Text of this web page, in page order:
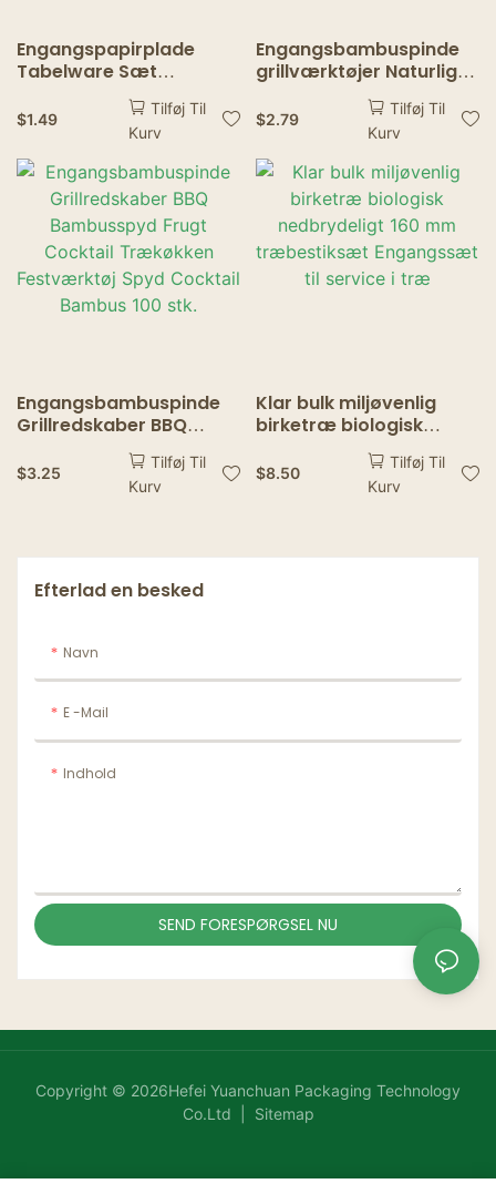
Engangspapirplade
Tabelware Sæt
Træskniv, gaffel og ske
Sæt papirplade
Papirskål Zebra Mønster
Tabelware
$1.49
Tilføj Til
Kurv
Engangsbambuspinde
grillværktøjer Naturlige
BBQ Bambus Skewers
Campingfest til Kabob
Fruit Cocktail Party BBQ
-værktøjer
$2.79
Tilføj Til
Kurv
Engangsbambuspinde
Grillredskaber BBQ
Bambusspyd Frugt
Cocktail Trækøkken
Festværktøj Spyd
$3.25
Tilføj Til
Kurv
Klar bulk miljøvenlig
birketræ biologisk
nedbrydeligt 160 mm
træbestiksæt
Engangssæt til service i
$8.50
Tilføj Til
Kurv
Efterlad en besked
Navn
E -mail
Indhold
SEND FORESPØRGSEL NU
Copyright © 2026Hefei Yuanchuan Packaging Technology
Co.Ltd |
Sitemap